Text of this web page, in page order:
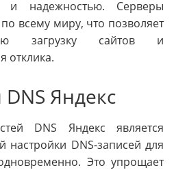
и надежностью. Серверы
всему миру, что позволяет
загрузку сайтов и
отклика.
Яндекс
DNS Яндекс является
настройки DNS-записей для
Это упрощает